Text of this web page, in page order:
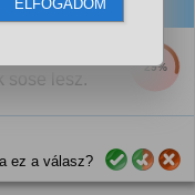
29%
sose lesz.
ez a válasz?